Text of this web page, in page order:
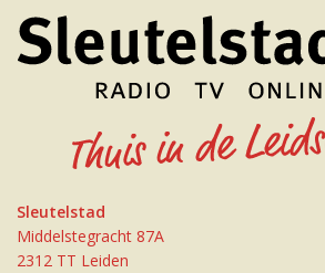
Sleutelstad
Middelstegracht 87A
2312 TT Leiden